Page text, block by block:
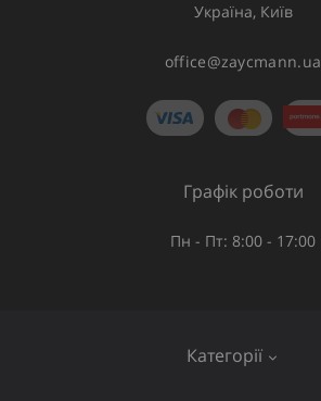
Україна, Київ
office@zaycmann.ua
Категорії
Графік роботи
Пн - Пт: 8:00 - 17:00